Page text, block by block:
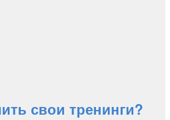
свои тренинги?